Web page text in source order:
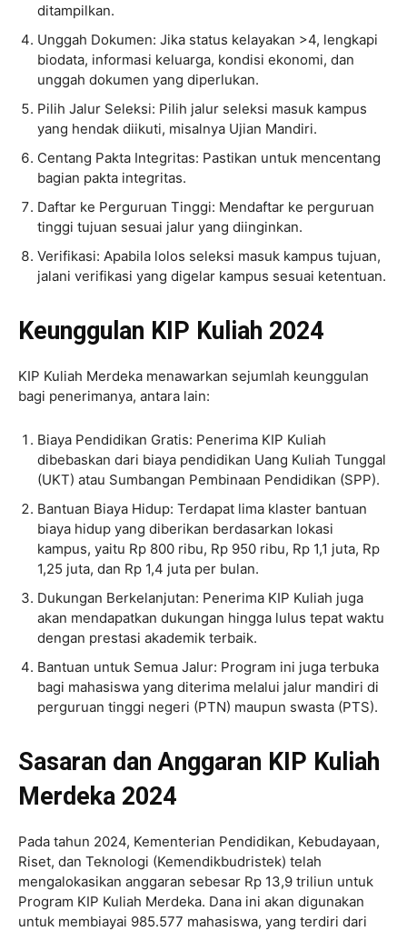
ditampilkan.
Unggah Dokumen: Jika status kelayakan >4, lengkapi
biodata, informasi keluarga, kondisi ekonomi, dan
unggah dokumen yang diperlukan.
Pilih Jalur Seleksi: Pilih jalur seleksi masuk kampus
yang hendak diikuti, misalnya Ujian Mandiri.
Centang Pakta Integritas: Pastikan untuk mencentang
bagian pakta integritas.
Daftar ke Perguruan Tinggi: Mendaftar ke perguruan
tinggi tujuan sesuai jalur yang diinginkan.
Verifikasi: Apabila lolos seleksi masuk kampus tujuan,
jalani verifikasi yang digelar kampus sesuai ketentuan.
Keunggulan KIP Kuliah 2024
KIP Kuliah Merdeka menawarkan sejumlah keunggulan
bagi penerimanya, antara lain:
Biaya Pendidikan Gratis: Penerima KIP Kuliah
dibebaskan dari biaya pendidikan Uang Kuliah Tunggal
(UKT) atau Sumbangan Pembinaan Pendidikan (SPP).
Bantuan Biaya Hidup: Terdapat lima klaster bantuan
biaya hidup yang diberikan berdasarkan lokasi
kampus, yaitu Rp 800 ribu, Rp 950 ribu, Rp 1,1 juta, Rp
1,25 juta, dan Rp 1,4 juta per bulan.
Dukungan Berkelanjutan: Penerima KIP Kuliah juga
akan mendapatkan dukungan hingga lulus tepat waktu
dengan prestasi akademik terbaik.
Bantuan untuk Semua Jalur: Program ini juga terbuka
bagi mahasiswa yang diterima melalui jalur mandiri di
perguruan tinggi negeri (PTN) maupun swasta (PTS).
Sasaran dan Anggaran KIP Kuliah
Merdeka 2024
Pada tahun 2024, Kementerian Pendidikan, Kebudayaan,
Riset, dan Teknologi (Kemendikbudristek) telah
mengalokasikan anggaran sebesar Rp 13,9 triliun untuk
Program KIP Kuliah Merdeka. Dana ini akan digunakan
untuk membiayai 985.577 mahasiswa, yang terdiri dari